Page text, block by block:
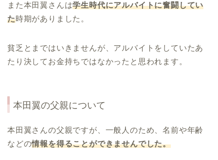
また本田翼さんは学生時代にアルバイトに奮闘してい
た時期がありました。
貧乏とまではいきませんが、アルバイトをしていたあ
たり決してお金持ちではなかったと思われます。
本田翼の父親について
本田翼さんの父親ですが、一般人のため、名前や年齢
などの情報を得ることができませんでした。